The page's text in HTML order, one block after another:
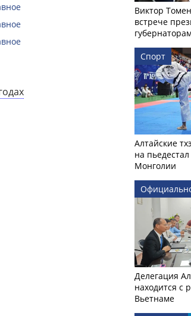
Виктор
встрече
Спорт
Алтайские
на
Монголии
Делегация
находится с
Вьетнаме